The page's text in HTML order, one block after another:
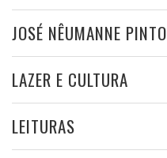
JOSÉ NÊUMANNE PINTO
LAZER E CULTURA
LEITURAS